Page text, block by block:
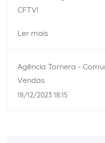
CFTV!
Ler mais
Agência Tornera -
Vendas
18/12/2023 18:15